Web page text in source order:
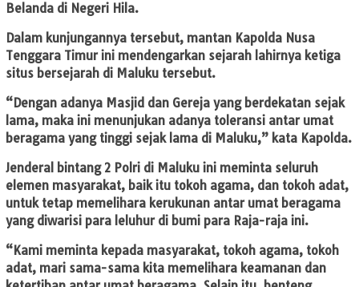
Belanda di Negeri Hila.
Dalam kunjungannya tersebut, mantan Kapolda Nusa
Tenggara Timur ini mendengarkan sejarah lahirnya ketiga
situs bersejarah di Maluku tersebut.
“Dengan adanya Masjid dan Gereja yang berdekatan sejak
lama, maka ini menunjukan adanya toleransi antar umat
beragama yang tinggi sejak lama di Maluku,” kata Kapolda.
Jenderal bintang 2 Polri di Maluku ini meminta seluruh
elemen masyarakat, baik itu tokoh agama, dan tokoh adat,
untuk tetap memelihara kerukunan antar umat beragama
yang diwarisi para leluhur di bumi para Raja-raja ini.
“Kami meminta kepada masyarakat, tokoh agama, tokoh
adat, mari sama-sama kita memelihara keamanan dan